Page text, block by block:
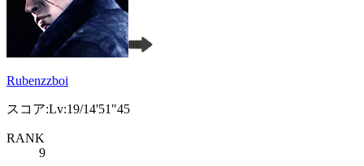
Rubenzzboi
スコア:Lv:19/14'51"45
RANK
9